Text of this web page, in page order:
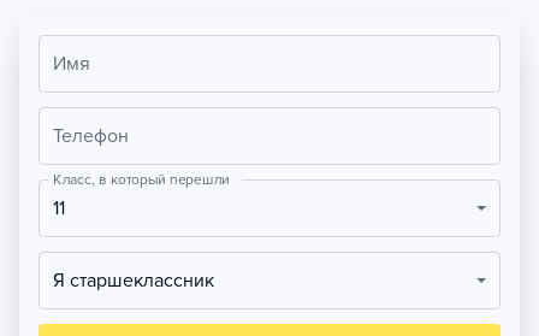
Имя
Телефон
Класс, в который перешли
11
Я старшеклассник